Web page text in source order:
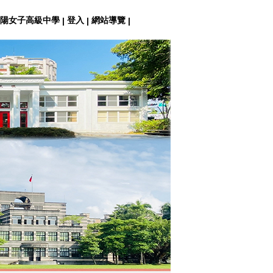
女子高級中學 | 登入 | 網站導覽 |